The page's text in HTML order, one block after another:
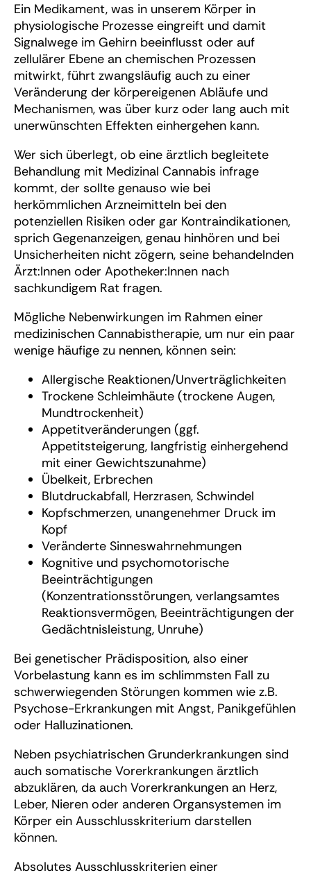
Ein Medikament, was in unserem Körper in
physiologische Prozesse eingreift und damit
Signalwege im Gehirn beeinflusst oder auf
zellulärer Ebene an chemischen Prozessen
mitwirkt, führt zwangsläufig auch zu einer
Veränderung der körpereigenen Abläufe und
Mechanismen, was über kurz oder lang auch mit
unerwünschten Effekten einhergehen kann.
Wer sich überlegt, ob eine ärztlich begleitete
Behandlung mit Medizinal Cannabis infrage
kommt, der sollte genauso wie bei
herkömmlichen Arzneimitteln bei den
potenziellen Risiken oder gar Kontraindikationen,
sprich Gegenanzeigen, genau hinhören und bei
Unsicherheiten nicht zögern, seine behandelnden
Ärzt:Innen oder Apotheker:Innen nach
sachkundigem Rat fragen.
Mögliche Nebenwirkungen im Rahmen einer
medizinischen Cannabistherapie, um nur ein paar
wenige häufige zu nennen, können sein:
Allergische Reaktionen/Unverträglichkeiten
Trockene Schleimhäute (trockene Augen,
Mundtrockenheit)
Appetitveränderungen (ggf.
Appetitsteigerung, langfristig einhergehend
mit einer Gewichtszunahme)
Übelkeit, Erbrechen
Blutdruckabfall, Herzrasen, Schwindel
Kopfschmerzen, unangenehmer Druck im
Kopf
Veränderte Sinneswahrnehmungen
Kognitive und psychomotorische
Beeinträchtigungen
(Konzentrationsstörungen, verlangsamtes
Reaktionsvermögen, Beeinträchtigungen der
Gedächtnisleistung, Unruhe)
Bei genetischer Prädisposition, also einer
Vorbelastung kann es im schlimmsten Fall zu
schwerwiegenden Störungen kommen wie z.B.
Psychose-Erkrankungen mit Angst, Panikgefühlen
oder Halluzinationen.
Neben psychiatrischen Grunderkrankungen sind
auch somatische Vorerkrankungen ärztlich
abzuklären, da auch Vorerkrankungen an Herz,
Leber, Nieren oder anderen Organsystemen im
Körper ein Ausschlusskriterium darstellen
können.
Absolutes Ausschlusskriterien einer